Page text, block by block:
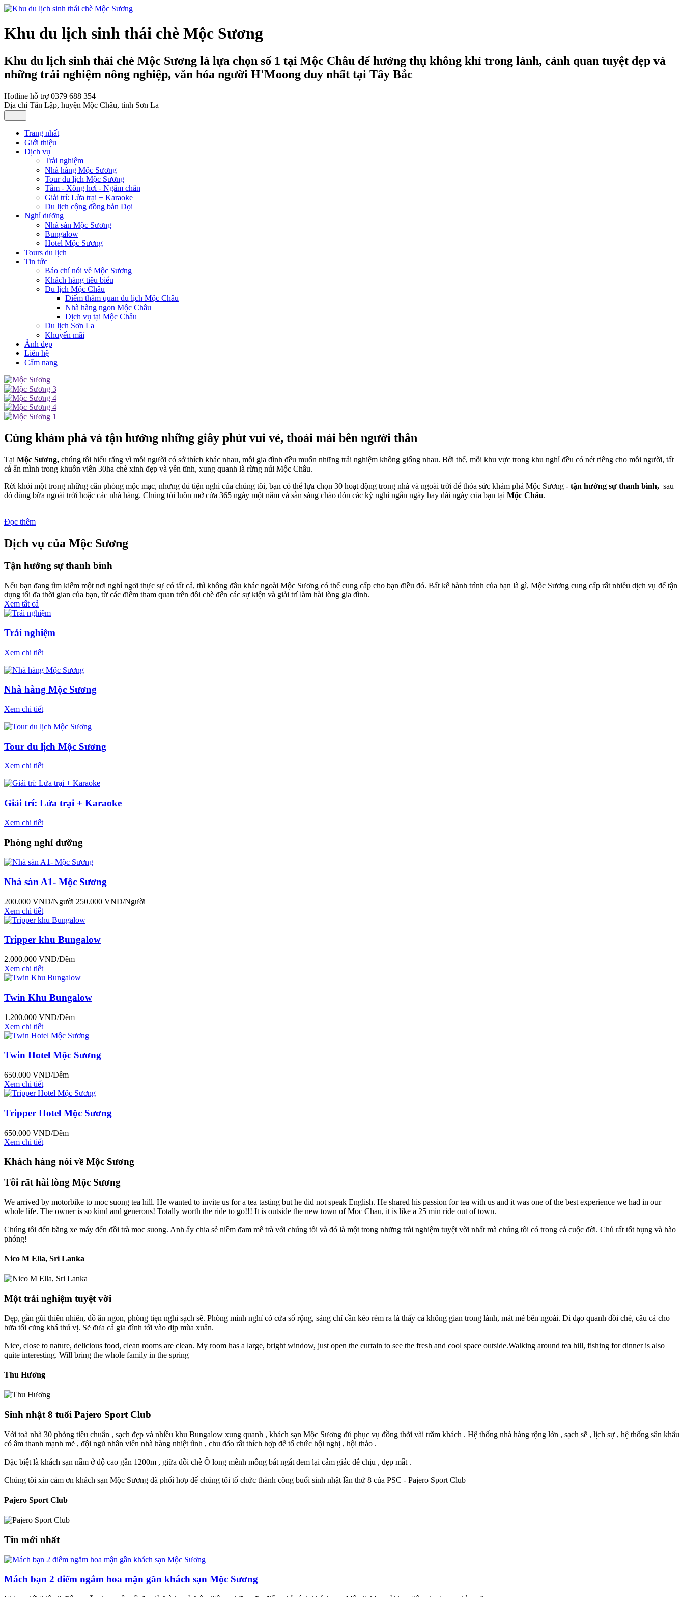
Khu du lịch sinh thái chè Mộc Sương
Khu du lịch sinh thái chè Mộc Sương là lựa chọn số 1 tại Mộc Châu để hưởng thụ không khí trong lành, cảnh quan tuyệt đẹp và
những trải nghiệm nông nghiệp, văn hóa người H'Moong duy nhất tại Tây Bắc
Hotline hỗ trợ 0379 688 354
Địa chỉ Tân Lập, huyện Mộc Châu, tỉnh Sơn La
Trang nhất
Giới thiệu
Dịch vụ
Trải nghiệm
Nhà hàng Mộc Sương
Tour du lịch Mộc Sương
Tắm - Xông hơi - Ngâm chân
Giải trí: Lửa trại + Karaoke
Du lịch cộng đồng bản Dọi
Nghỉ dưỡng
Nhà sàn Mộc Sương
Bungalow
Hotel Mộc Sương
Tours du lịch
Tin tức
Báo chí nói về Mộc Sương
Khách hàng tiêu biểu
Du lịch Mộc Châu
Điểm thăm quan du lịch Mộc Châu
Nhà hàng ngon Mộc Châu
Dịch vụ tại Mộc Châu
Du lịch Sơn La
Khuyến mãi
Ảnh đẹp
Liên hệ
Cẩm nang
Cùng khám phá và tận hưởng những giây phút vui vẻ, thoái mái bên người thân
Tại Mộc Sương, chúng tôi hiểu rằng vì mỗi người có sở thích khác nhau, mỗi gia đình đều muốn những trải nghiệm không giống nhau. Bởi thế, mỗi khu vực trong khu nghỉ đều có nét riêng cho mỗi người, tất
cả ẩn mình trong khuôn viên 30ha chè xinh đẹp và yên tĩnh, xung quanh là rừng núi Mộc Châu.
Rời khỏi một trong những căn phòng mộc mạc, nhưng đủ tiện nghi của chúng tôi, bạn có thể lựa chọn 30 hoạt động trong nhà và ngoài trời để thỏa sức khám phá Mộc Sương - tận hưởng sự thanh bình, sau
đó dùng bữa ngoài trời hoặc các nhà hàng. Chúng tôi luôn mở cửa 365 ngày một năm và sẵn sàng chào đón các kỳ nghỉ ngắn ngày hay dài ngày của bạn tại Mộc Châu.
Đọc thêm
Dịch vụ của Mộc Sương
Tận hưởng sự thanh bình
Nếu bạn đang tìm kiếm một nơi nghỉ ngơi thực sự có tất cả, thì không đâu khác ngoài Mộc Sương có thể cung cấp cho bạn điều đó. Bất kể hành trình của bạn là gì, Mộc Sương cung cấp rất nhiều dịch vụ để tận
dụng tối đa thời gian của bạn, từ các điểm tham quan trên đồi chè đến các sự kiện và giải trí làm hài lòng gia đình.
Xem tất cả
Trải nghiệm
Xem chi tiết
Nhà hàng Mộc Sương
Xem chi tiết
Tour du lịch Mộc Sương
Xem chi tiết
Giải trí: Lửa trại + Karaoke
Xem chi tiết
Phòng nghỉ dưỡng
Nhà sàn A1- Mộc Sương
200.000 VND/Người 250.000 VND/Người
Xem chi tiết
Tripper khu Bungalow
2.000.000 VND/Đêm
Xem chi tiết
Twin Khu Bungalow
1.200.000 VND/Đêm
Xem chi tiết
Twin Hotel Mộc Sương
650.000 VND/Đêm
Xem chi tiết
Tripper Hotel Mộc Sương
650.000 VND/Đêm
Xem chi tiết
Khách hàng nói về Mộc Sương
Tôi rất hài lòng Mộc Sương
We arrived by motorbike to moc suong tea hill. He wanted to invite us for a tea tasting but he did not speak English. He shared his passion for tea with us and it was one of the best experience we had in our
whole life. The owner is so kind and generous! Totally worth the ride to go!!! It is outside the new town of Moc Chau, it is like a 25 min ride out of town.
Chúng tôi đến bằng xe máy đến đồi trà moc suong. Anh ấy chia sẻ niềm đam mê trà với chúng tôi và đó là một trong những trải nghiệm tuyệt vời nhất mà chúng tôi có trong cả cuộc đời. Chủ rất tốt bụng và hào
phóng!
Nico M Ella, Sri Lanka
Một trải nghiệm tuyệt vời
Đẹp, gần gũi thiên nhiên, đồ ăn ngon, phòng tiẹn nghi sạch sẽ. Phòng mình nghỉ có cửa sổ rộng, sáng chỉ cần kéo rèm ra là thấy cả không gian trong lành, mát mẻ bên ngoài. Đi dạo quanh đồi chè, câu cá cho
bữa tối cũng khá thú vị. Sẽ đưa cả gia đình tới vào dịp mùa xuân.
Nice, close to nature, delicious food, clean rooms are clean. My room has a large, bright window, just open the curtain to see the fresh and cool space outside.Walking around tea hill, fishing for dinner is also
quite interesting. Will bring the whole family in the spring
Thu Hương
Sinh nhật 8 tuổi Pajero Sport Club‎
Với toà nhà 30 phòng tiêu chuẩn , sạch đẹp và nhiều khu Bungalow xung quanh , khách sạn Mộc Sương đủ phục vụ đồng thời vài trăm khách . Hệ thống nhà hàng rộng lớn , sạch sẽ , lịch sự , hệ thống sân khấu
có âm thanh mạnh mẽ , đội ngũ nhân viên nhà hàng nhiệt tình , chu đáo rất thích hợp để tổ chức hội nghị , hội thảo .
Đặc biệt là khách sạn nằm ở độ cao gần 1200m , giữa đồi chè Ô long mênh mông bát ngát đem lại cảm giác dễ chịu , đẹp mắt .
Chúng tôi xin cảm ơn khách sạn Mộc Sương đã phối hơp để chúng tôi tổ chức thành công buổi sinh nhật lần thứ 8 của PSC - Pajero Sport Club
Pajero Sport Club‎
Tin mới nhất
Mách bạn 2 điểm ngắm hoa mận gần khách sạn Mộc Sương